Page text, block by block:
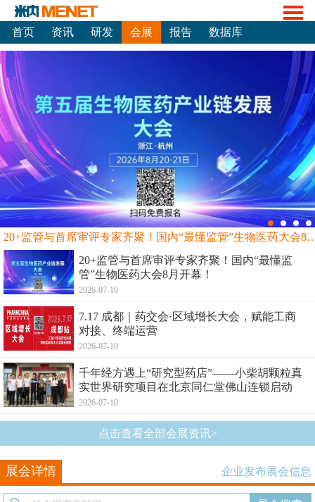
首页 资讯 研发 会展 报告 数据库
20+监管与首席审评专家齐聚！国内“最
20+监管与首席审评专家齐聚！国内“最懂监
管”生物医药大会8月开幕！
2026-07-10
7.17 成都｜药交会·区域增长大会，赋能工商
对接、终端运营
2026-07-10
千年经方遇上“研究型药店”——小柴胡颗粒真
实世界研究项目在北京同仁堂佛山连锁启动
2026-07-10
点击查看全部会展资讯>
展会详情 企业发布展会信息